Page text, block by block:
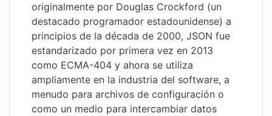
originalmente por Douglas Crockford (un
destacado programador estadounidense) a
principios de la década de 2000, JSON fue
estandarizado por primera vez en 2013
como ECMA-404 y ahora se utiliza
ampliamente en la industria del software, a
menudo para archivos de configuración o
como un medio para intercambiar datos